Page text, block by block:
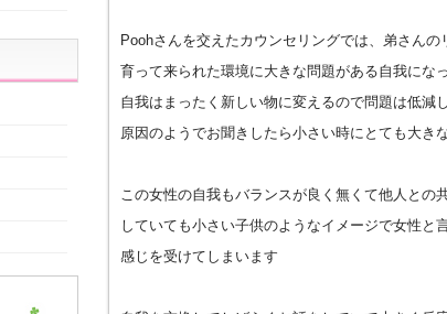
Poohさんを交えたカウンセリングでは、弟さん
育って来られた環境に大きな問題がある自我にな
自我はまったく新しい物に変えるので問題は低減
原因のようでお聞きしたら小さい時にとても大き
この女性の自我もバランスが良く無くて他人との
していても小さい子供のようなイメージで女性と
感じを受けてしまいます